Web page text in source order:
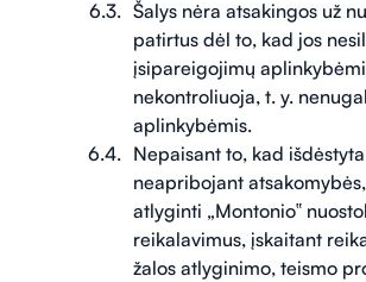
Šalys nėra atsakingos už
patirtus dėl to, kad jos
įsipareigojimų
nekontroliuoja, t. y.
aplinkybėmis.
Nepaisant to, kad
neapribojant
atlyginti „Montonio‟
reikalavimus, įskaitant
žalos atlyginimo, teismo